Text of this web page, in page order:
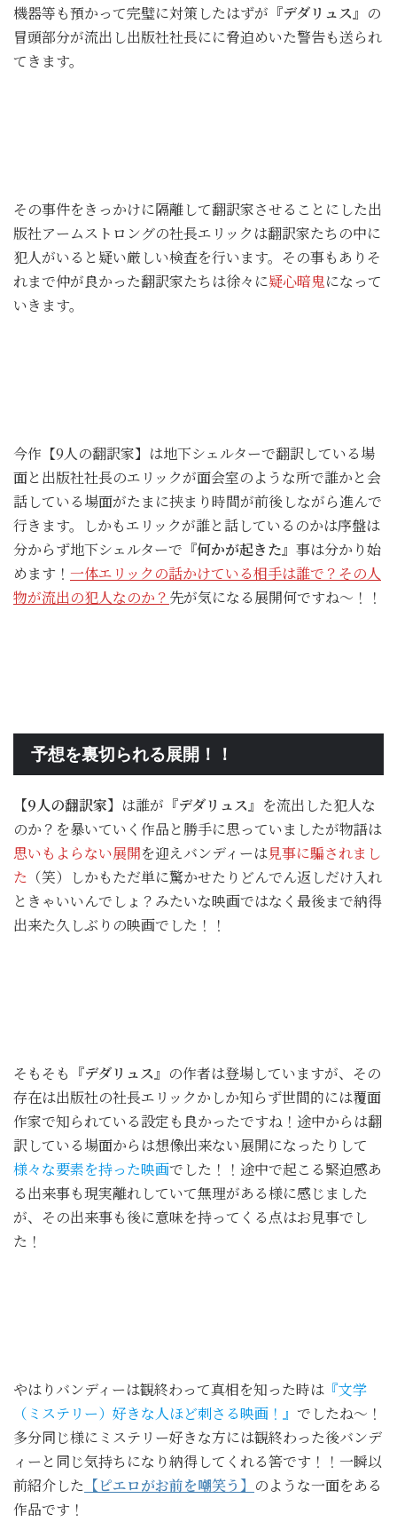
機器等も預かって完璧に対策したはずが 『デダリュス』 の
冒頭部分が流出し出版社社長にに脅迫めいた警告も送られ
てきます。
その事件をきっかけに隔離して翻訳家させることにした出
版社アームストロングの社長エリックは翻訳家たちの中に
犯人がいると疑い厳しい検査を行います。その事もありそ
れまで仲が良かった翻訳家たちは徐々に疑心暗鬼になって
いきます。
今作【9人の翻訳家】は地下シェルターで翻訳している場
面と出版社社長のエリックが面会室のような所で誰かと会
話している場面がたまに挟まり時間が前後しながら進んで
行きます。しかもエリックが誰と話しているのかは序盤は
分からず地下シェルターで 『何かが起きた』 事は分かり始
めます！ 一体エリックの話かけている相手は誰で？その人
物が流出の犯人なのか？ 先が気になる展開何ですね～！！
予想を裏切られる展開！！
【9人の翻訳家】 は誰が 『デダリュス』 を流出した犯人な
のか？を暴いていく作品と勝手に思っていましたが物語は
思いもよらない展開を迎えバンディーは見事に騙されまし
た （笑）しかもただ単に驚かせたりどんでん返しだけ入れ
ときゃいいんでしょ？みたいな映画ではなく最後まで納得
出来た久しぶりの映画でした！！
そもそも 『デダリュス』 の作者は登場していますが、その
存在は出版社の社長エリックかしか知らず世間的には覆面
作家で知られている設定も良かったですね！途中からは翻
訳している場面からは想像出来ない展開になったりして
様々な要素を持った映画でした！！途中で起こる緊迫感あ
る出来事も現実離れしていて無理がある様に感じました
が、その出来事も後に意味を持ってくる点はお見事でし
た！
やはりバンディーは観終わって真相を知った時は 『文学
（ミステリー）好きな人ほど刺さる映画！』 でしたね～！
多分同じ様にミステリー好きな方には観終わった後バンデ
ィーと同じ気持ちになり納得してくれる筈です！！一瞬以
前紹介した 【ピエロがお前を嘲笑う】 のような一面をある
作品です！